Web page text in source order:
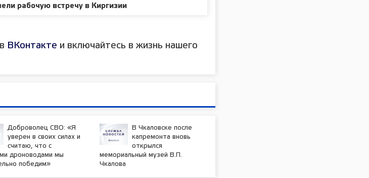
рабочую встречу в Киргизии
ВКонтакте и включайтесь в жизнь нашего
Доброволец СВО: «Я
уверен в своих силах и
считаю, что с
дроноводами мы
победим»
В Чкаловске после
капремонта вновь
открылся
мемориальный музей В.П.
Чкалова